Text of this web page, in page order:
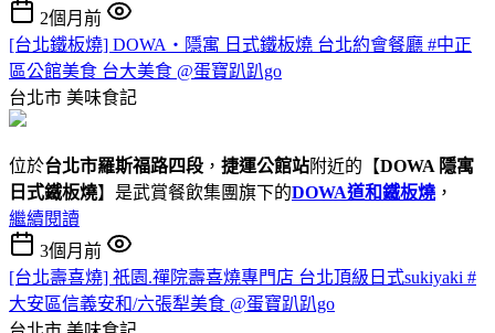
2個月前
[台北鐵板燒] DOWA・隱寓 日式鐵板燒 台北約會餐廳 #中正
區公館美食 台大美食 @蛋寶趴趴go
台北市 美味食記
位於台北市羅斯福路四段 ， 捷運公館站附近的【DOWA 隱寓
日式鐵板燒】是武賞餐飲集團旗下的DOWA道和鐵板燒 ，
繼續閱讀
3個月前
[台北壽喜燒] 祇園.禪院壽喜燒專門店 台北頂級日式sukiyaki #
大安區信義安和/六張犁美食 @蛋寶趴趴go